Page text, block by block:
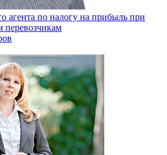
агента по налогу на прибыль при
перевозчикам